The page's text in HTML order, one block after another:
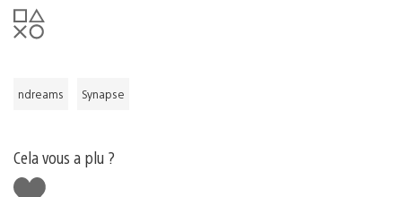
ndreams Synapse
Cela vous a plu ?
J'aime